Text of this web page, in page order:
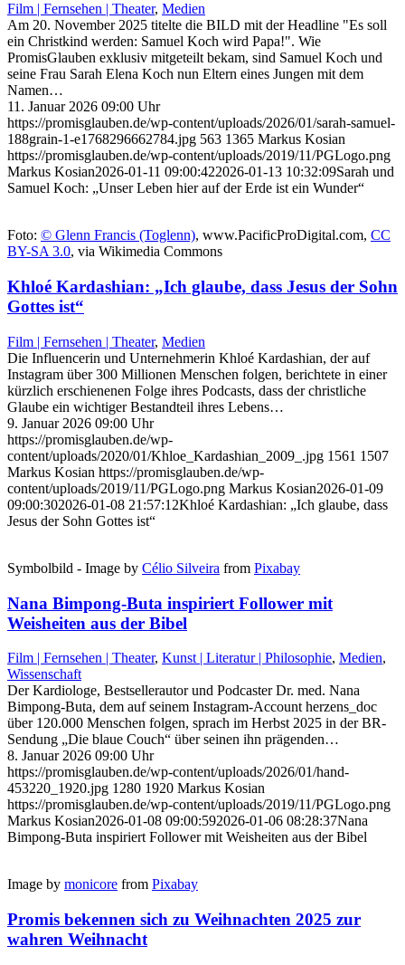
Film | Fernsehen | Theater, Medien
Am 20. November 2025 titelte die BILD mit der Headline "Es soll
ein Christkind werden: Samuel Koch wird Papa!". Wie
PromisGlauben exklusiv mitgeteilt bekam, sind Samuel Koch und
seine Frau Sarah Elena Koch nun Eltern eines Jungen mit dem
Namen…
11. Januar 2026 09:00 Uhr
https://promisglauben.de/wp-content/uploads/2026/01/sarah-samuel-
188grain-1-e1768296662784.jpg 563 1365 Markus Kosian
https://promisglauben.de/wp-content/uploads/2019/11/PGLogo.png
Markus Kosian2026-01-11 09:00:422026-01-13 10:32:09Sarah und
Samuel Koch: „Unser Leben hier auf der Erde ist ein Wunder“
Foto: © Glenn Francis (Toglenn), www.PacificProDigital.com, CC
BY-SA 3.0, via Wikimedia Commons
Khloé Kardashian: „Ich glaube, dass Jesus der Sohn
Gottes ist“
Film | Fernsehen | Theater, Medien
Die Influencerin und Unternehmerin Khloé Kardashian, der auf
Instagram über 300 Millionen Menschen folgen, berichtete in einer
kürzlich erschienenen Folge ihres Podcasts, dass der christliche
Glaube ein wichtiger Bestandteil ihres Lebens…
9. Januar 2026 09:00 Uhr
https://promisglauben.de/wp-
content/uploads/2020/01/Khloe_Kardashian_2009_.jpg 1561 1507
Markus Kosian https://promisglauben.de/wp-
content/uploads/2019/11/PGLogo.png Markus Kosian2026-01-09
09:00:302026-01-08 21:57:12Khloé Kardashian: „Ich glaube, dass
Jesus der Sohn Gottes ist“
Symbolbild - Image by Célio Silveira from Pixabay
Nana Bimpong-Buta inspiriert Follower mit
Weisheiten aus der Bibel
Film | Fernsehen | Theater, Kunst | Literatur | Philosophie, Medien,
Wissenschaft
Der Kardiologe, Bestsellerautor und Podcaster Dr. med. Nana
Bimpong-Buta, dem auf seinem Instagram-Account herzens_doc
über 120.000 Menschen folgen, sprach im Herbst 2025 in der BR-
Sendung „Die blaue Couch“ über seinen ihn prägenden…
8. Januar 2026 09:00 Uhr
https://promisglauben.de/wp-content/uploads/2026/01/hand-
453220_1920.jpg 1280 1920 Markus Kosian
https://promisglauben.de/wp-content/uploads/2019/11/PGLogo.png
Markus Kosian2026-01-08 09:00:592026-01-06 08:28:37Nana
Bimpong-Buta inspiriert Follower mit Weisheiten aus der Bibel
Image by monicore from Pixabay
Promis bekennen sich zu Weihnachten 2025 zur
wahren Weihnacht